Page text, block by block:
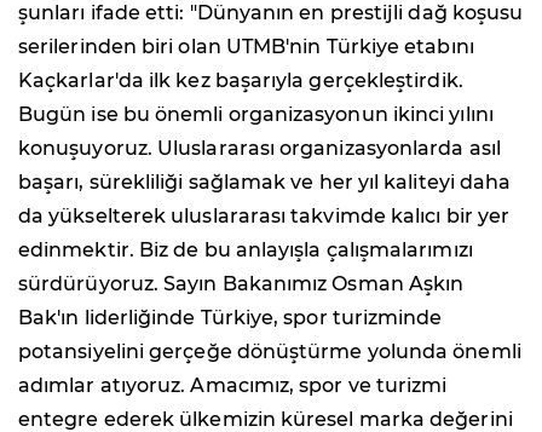
şunları ifade etti: "Dünyanın en prestijli dağ koşusu
serilerinden biri olan UTMB'nin Türkiye etabını
Kaçkarlar'da ilk kez başarıyla gerçekleştirdik.
Bugün ise bu önemli organizasyonun ikinci yılını
konuşuyoruz. Uluslararası organizasyonlarda asıl
başarı, sürekliliği sağlamak ve her yıl kaliteyi daha
da yükselterek uluslararası takvimde kalıcı bir yer
edinmektir. Biz de bu anlayışla çalışmalarımızı
sürdürüyoruz. Sayın Bakanımız Osman Aşkın
Bak'ın liderliğinde Türkiye, spor turizminde
potansiyelini gerçeğe dönüştürme yolunda önemli
adımlar atıyoruz. Amacımız, spor ve turizmi
entegre ederek ülkemizin küresel marka değerini